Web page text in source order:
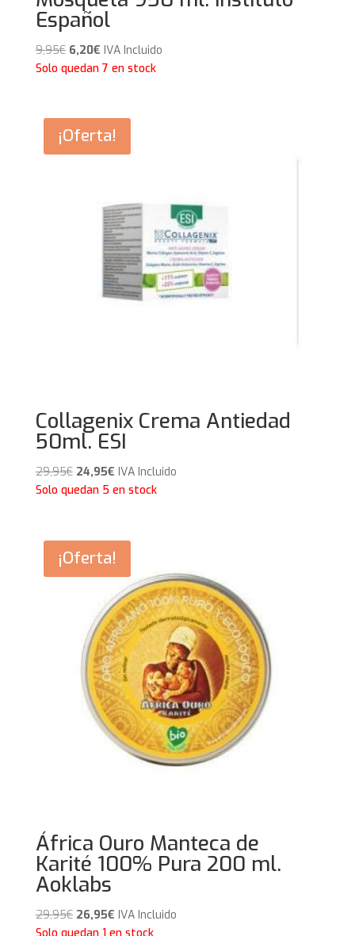
Español
9,95€ El
precio
9,95€.
6,20€El
precio
6,20€.
IVA Incluido
Solo quedan 7 en stock
¡Oferta!
Collagenix Crema Antiedad
50ml. ESI
29,95€ El
precio
29,95€.
24,95€El
precio
24,95€.
IVA Incluido
Solo quedan 5 en stock
¡Oferta!
África Ouro Manteca de
Karité 100% Pura 200 ml.
Aoklabs
29,95€ El
precio
26,95€El
precio
IVA Incluido